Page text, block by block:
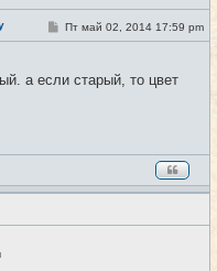
#5
С
о
щ
Пт май 02, 2014 17:59 pm
а если старый, то цвет